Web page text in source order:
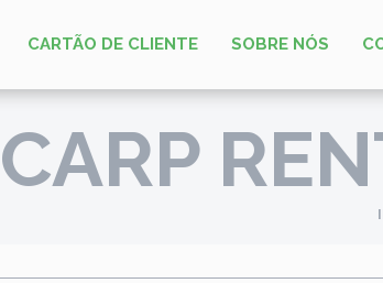
CARTÃO DE CLIENTE SOBRE NÓS
CARP